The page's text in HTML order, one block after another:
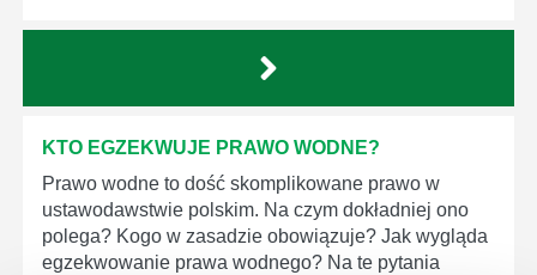
KTO EGZEKWUJE PRAWO WODNE?
Prawo wodne to dość skomplikowane prawo w
ustawodawstwie polskim. Na czym dokładniej ono
polega? Kogo w zasadzie obowiązuje? Jak wygląda
egzekwowanie prawa wodnego? Na te pytania